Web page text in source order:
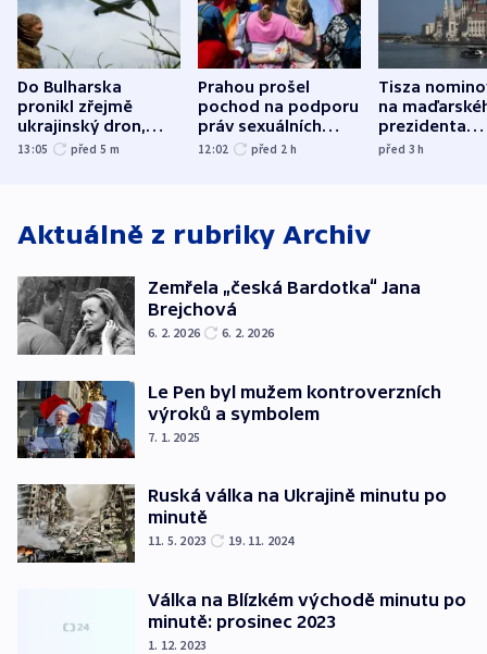
Do Bulharska
pronikl zřejmě
ukrajinský dron,
explodoval kilometr
13:05 před 5 m
Prahou prošel
pochod na podporu
práv sexuálních
menšin
12:02 před 2 h
Tisza
na
prezidenta
bývalého
před 3h
Aktuálně z rubriky Archiv
Zemřela „česká Bardotka“ Jana
Brejchová
6. 2. 2026 6. 2. 2026
Le Pen byl mužem kontroverzních
výroků a symbolem
7. 1. 2025
Ruská válka na Ukrajině minutu po
minutě
11. 5. 2023 19. 11. 2024
Válka na Blízkém východě minutu po
minutě: prosinec 2023
1. 12. 2023